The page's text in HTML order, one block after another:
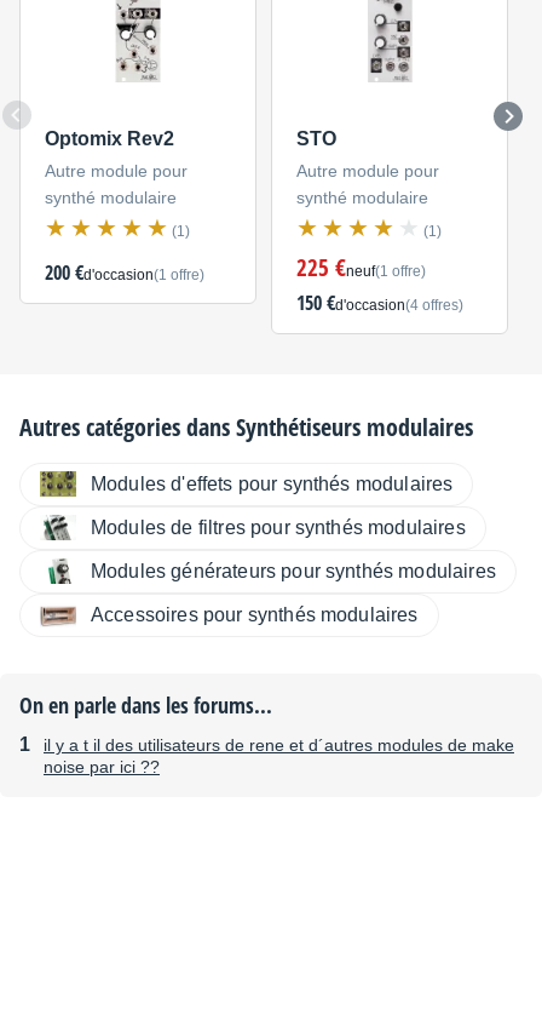
Optomix Rev2
Autre module pour
synthé modulaire
(1)
200 €d'occasion(1 offre)
STO
Autre module pour
synthé modulaire
(1)
225 €neuf(1 offre)
150 €d'occasion(4 offres)
Autres catégories dansSynthétiseurs modulaires
Modules d'effets pour synthés modulaires
Modules de filtres pour synthés modulaires
Modules générateurs pour synthés modulaires
Accessoires pour synthés modulaires
On en parle dans les forums...
il y a t il des utilisateurs de rene et d´autres modules de make
noise par ici ??